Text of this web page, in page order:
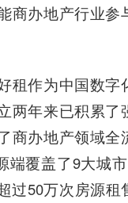
商办地产行业参
作为中国数字
两年来已积累了
商办地产领域全
端覆盖了9大城
过50万次房源租